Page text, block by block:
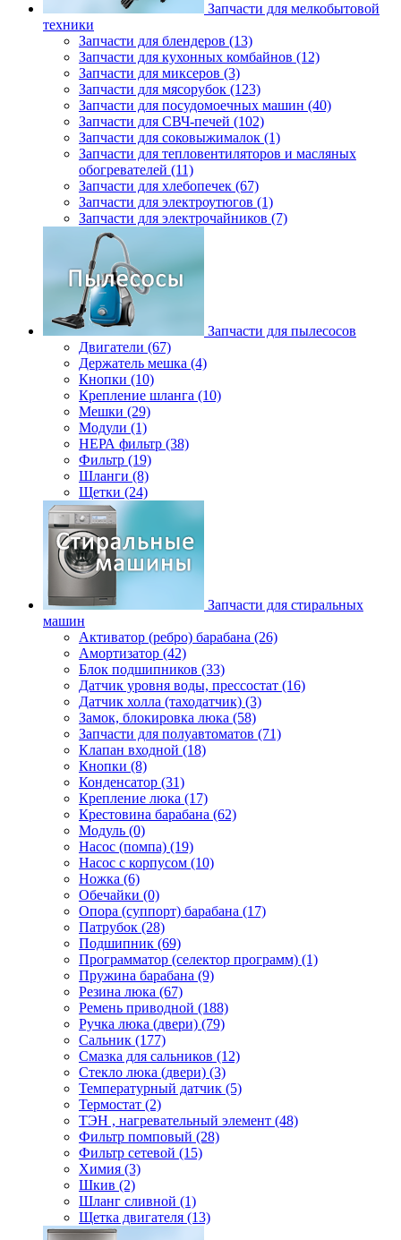
Запчасти для мелкобытовой
техники
Запчасти для блендеров (13)
Запчасти для кухонных комбайнов (12)
Запчасти для миксеров (3)
Запчасти для мясорубок (123)
Запчасти для посудомоечных машин (40)
Запчасти для СВЧ-печей (102)
Запчасти для соковыжималок (1)
Запчасти для тепловентиляторов и масляных
обогревателей (11)
Запчасти для хлебопечек (67)
Запчасти для электроутюгов (1)
Запчасти для электрочайников (7)
Запчасти для пылесосов
Двигатели (67)
Держатель мешка (4)
Кнопки (10)
Крепление шланга (10)
Мешки (29)
Модули (1)
НЕРА фильтр (38)
Фильтр (19)
Шланги (8)
Щетки (24)
Запчасти для стиральных
машин
Активатор (ребро) барабана (26)
Амортизатор (42)
Блок подшипников (33)
Датчик уровня воды, прессостат (16)
Датчик холла (таходатчик) (3)
Замок, блокировка люка (58)
Запчасти для полуавтоматов (71)
Клапан входной (18)
Кнопки (8)
Конденсатор (31)
Крепление люка (17)
Крестовина барабана (62)
Модуль (0)
Насос (помпа) (19)
Насос c корпусом (10)
Ножка (6)
Обечайки (0)
Опора (суппорт) барабана (17)
Патрубок (28)
Подшипник (69)
Программатор (селектор программ) (1)
Пружина барабана (9)
Резина люка (67)
Ремень приводной (188)
Ручка люка (двери) (79)
Сальник (177)
Смазка для сальников (12)
Стекло люка (двери) (3)
Температурный датчик (5)
Термостат (2)
ТЭН , нагревательный элемент (48)
Фильтр помповый (28)
Фильтр сетевой (15)
Химия (3)
Шкив (2)
Шланг сливной (1)
Щетка двигателя (13)